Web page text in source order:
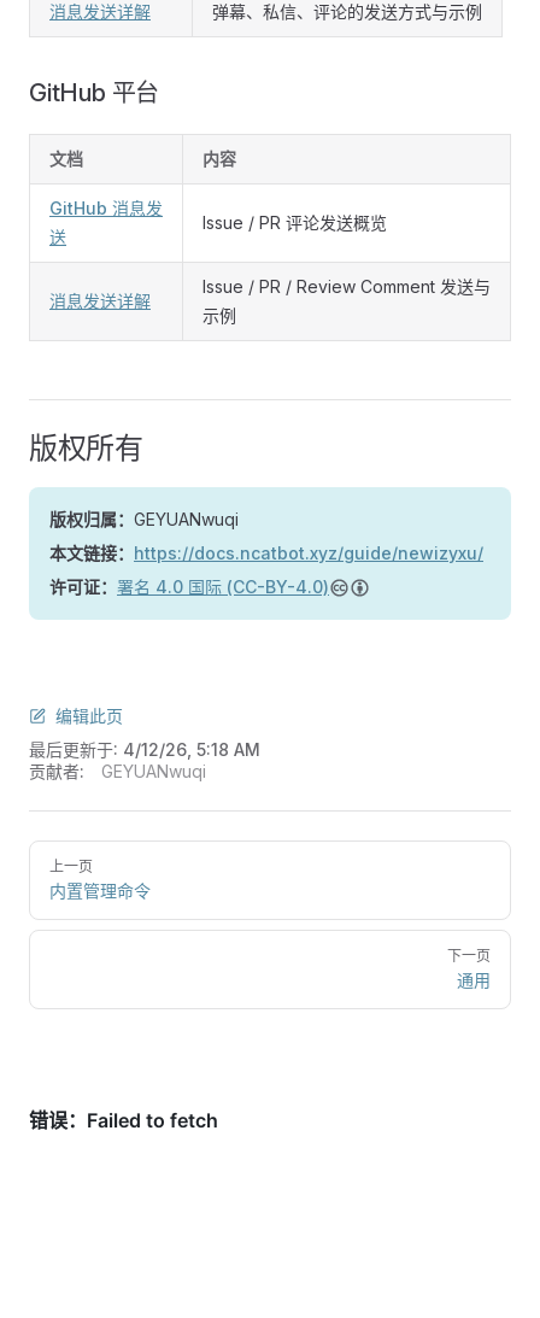
消息发送详解 弹幕、私信、评论的发送方式与示例
GitHub 平台
文档 内容
GitHub 消息发
送
Issue / PR 评论发送概览
消息发送详解
Issue / PR / Review Comment 发送与
示例
版权所有
版权归属： GEYUANwuqi
本文链接： https://docs.ncatbot.xyz/guide/newizyxu/
许可证： 署名 4.0 国际 (CC-BY-4.0)
编辑此页
最后更新于: 4/12/26, 5:18 AM
贡献者:
GEYUANwuqi
上一页
内置管理命令
下一页
通用